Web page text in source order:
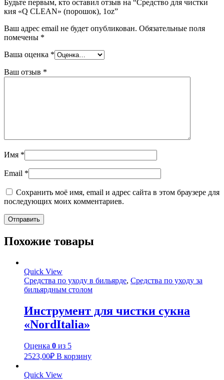
Будьте первым, кто оставил отзыв на “Средство для чистки
кия «Q CLEAN» (порошок), 1oz”
Ваш адрес email не будет опубликован. Обязательные поля
помечены *
Ваша оценка *
Ваш отзыв *
Имя *
Email *
Сохранить моё имя, email и адрес сайта в этом браузере для
последующих моих комментариев.
Похожие товары
Quick View
Средства по уходу в бильярде, Средства по уходу за
бильярдным столом
Инструмент для чистки сукна
«NordItalia»
Оценка 0 из 5
2523,00₽ В корзину
Quick View